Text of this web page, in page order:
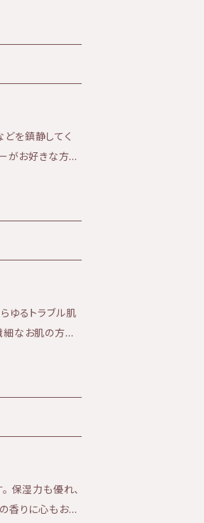
活性剤、エタノ
を鎮静してく
ゆるトラブル肌
細なお肌の方に
のみ使用：シダ
保湿力も優れ、